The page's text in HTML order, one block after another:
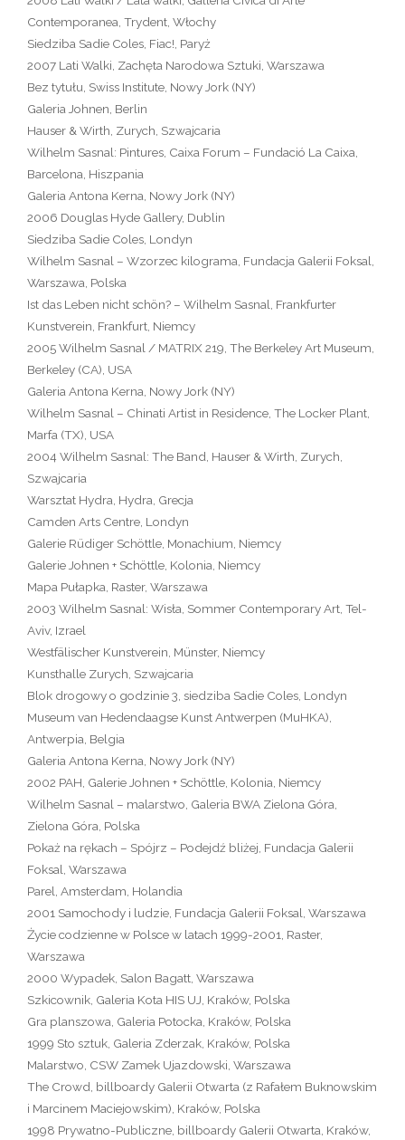
Contemporanea, Trydent, Włochy
Siedziba Sadie Coles, Fiac!, Paryż
2007 Lati Walki, Zachęta Narodowa Sztuki, Warszawa
Bez tytułu, Swiss Institute, Nowy Jork (NY)
Galeria Johnen, Berlin
Hauser & Wirth, Zurych, Szwajcaria
Wilhelm Sasnal: Pintures, Caixa Forum – Fundació La Caixa,
Barcelona, ​​Hiszpania
Galeria Antona Kerna, Nowy Jork (NY)
2006 Douglas Hyde Gallery, Dublin
Siedziba Sadie Coles, Londyn
Wilhelm Sasnal – Wzorzec kilograma, Fundacja Galerii Foksal,
Warszawa, Polska
Ist das Leben nicht schön? – Wilhelm Sasnal, Frankfurter
Kunstverein, Frankfurt, Niemcy
2005 Wilhelm Sasnal / MATRIX 219, The Berkeley Art Museum,
Berkeley (CA), USA
Galeria Antona Kerna, Nowy Jork (NY)
Wilhelm Sasnal – Chinati Artist in Residence, The Locker Plant,
Marfa (TX), USA
2004 Wilhelm Sasnal: The Band, Hauser & Wirth, Zurych,
Szwajcaria
Warsztat Hydra, Hydra, Grecja
Camden Arts Centre, Londyn
Galerie Rüdiger Schöttle, Monachium, Niemcy
Galerie Johnen + Schöttle, Kolonia, Niemcy
Mapa Pułapka, Raster, Warszawa
2003 Wilhelm Sasnal: Wisła, Sommer Contemporary Art, Tel-
Aviv, Izrael
Westfälischer Kunstverein, Münster, Niemcy
Kunsthalle Zurych, Szwajcaria
Blok drogowy o godzinie 3, siedziba Sadie Coles, Londyn
Museum van Hedendaagse Kunst Antwerpen (MuHKA),
Antwerpia, Belgia
Galeria Antona Kerna, Nowy Jork (NY)
2002 PAH, Galerie Johnen + Schöttle, Kolonia, Niemcy
Wilhelm Sasnal – malarstwo, Galeria BWA Zielona Góra,
Zielona Góra, Polska
Pokaż na rękach – Spójrz – Podejdź bliżej, Fundacja Galerii
Foksal, Warszawa
Parel, Amsterdam, Holandia
2001 Samochody i ludzie, Fundacja Galerii Foksal, Warszawa
Życie codzienne w Polsce w latach 1999-2001, Raster,
Warszawa
2000 Wypadek, Salon Bagatt, Warszawa
Szkicownik, Galeria Kota HIS UJ, Kraków, Polska
Gra planszowa, Galeria Potocka, Kraków, Polska
1999 Sto sztuk, Galeria Zderzak, Kraków, Polska
Malarstwo, CSW Zamek Ujazdowski, Warszawa
The Crowd, billboardy Galerii Otwarta (z Rafałem Buknowskim
i Marcinem Maciejowskim), Kraków, Polska
1998 Prywatno-Publiczne, billboardy Galerii Otwarta, Kraków,